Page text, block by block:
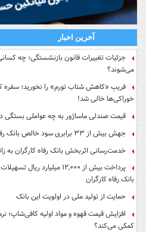
آخرین اخبار
جزئیات تغییرات قانون بازنشستگی؛ چه
می‌شوند؟
خوراکی‌ها خالی شد!
قیمت صندلی ماساژور به چه عواملی بستگی
جهش بیش از ۳۳ برابری سود خالص بانک رفاه کارگران در بهار ۱۴۰۵
خدمت‌رسانی اثربخش بانک رفاه کارگران به
پرداخت بیش از ۱۲,۰۰۰
بانک رفاه کارگران
حمایت از تولید ملی در اولویت این بانک
افزایش قیمت قهوه و مواد اولیه کافی‌شاپ؛
کمکی می‌کند؟